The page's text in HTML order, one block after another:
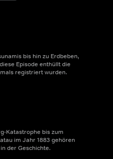
bis hin zu Erdbeben,
Episode enthüllt die
registriert wurden.
Katastrophe bis zum
im Jahr 1883 gehören
der Geschichte.